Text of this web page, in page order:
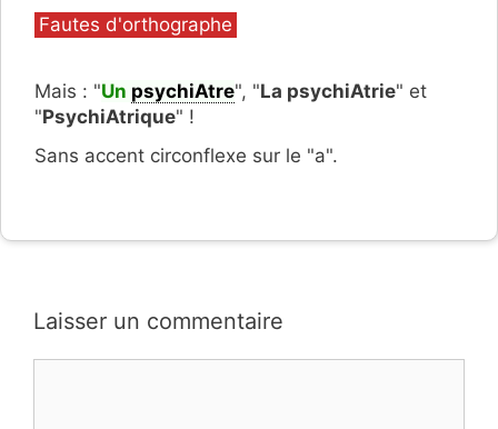
Catégories
Fautes d'orthographe
Mais : "Un psychiAtre", "La psychiAtrie" et
"PsychiAtrique" !
Sans accent circonflexe sur le "a".
Laisser un commentaire